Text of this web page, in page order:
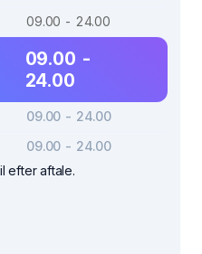
09.00 - 24.00
09.00 -
24.00
09.00 - 24.00
09.00 - 24.00
efter aftale.